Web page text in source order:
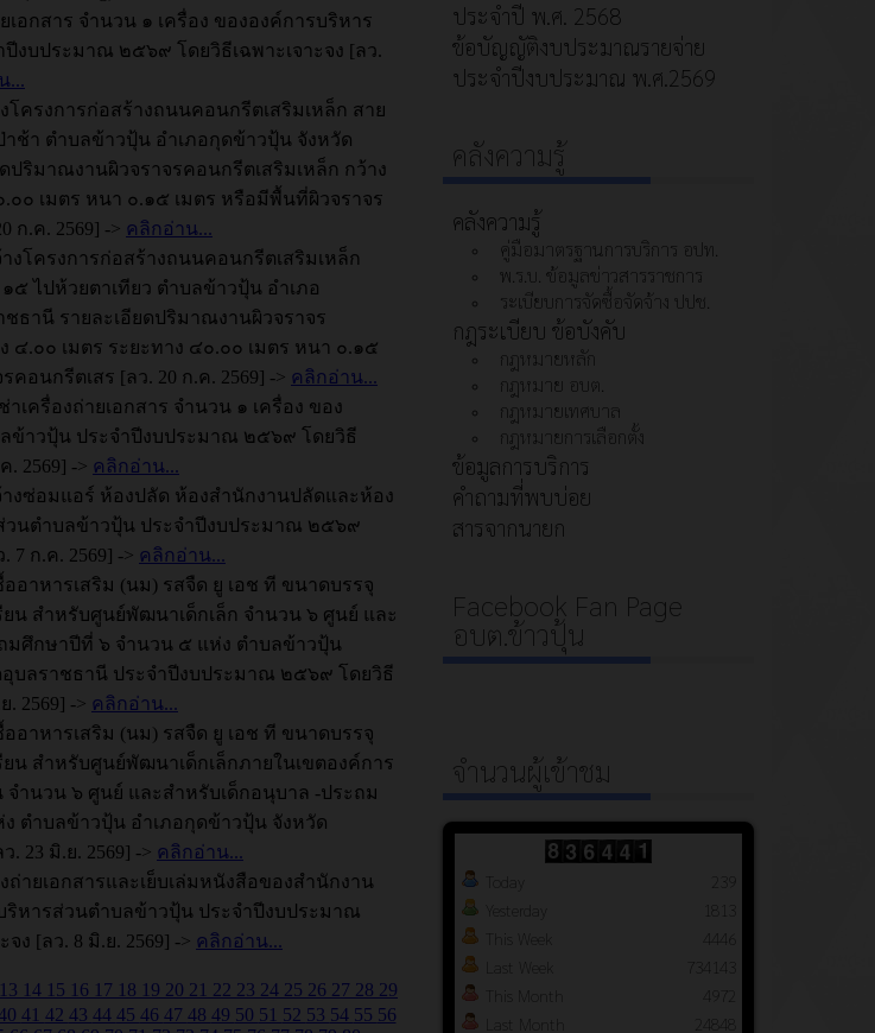
ประจำปี พ.ศ. 2568
ข้อบัญญัติงบประมาณรายจ่าย
ประจำปีงบประมาณ พ.ศ.2569
คลังความรู้
คลังความรู้
คู่มือมาตรฐานการบริการ อปท.
พ.ร.บ. ข้อมูลข่าวสารราชการ
ระเบียบการจัดซื้อจัดจ้าง ปปช.
กฎระเบียบ ข้อบังคับ
กฎหมายหลัก
กฎหมาย อบต.
กฎหมายเทศบาล
กฎหมายการเลือกตั้ง
ข้อมูลการบริการ
คำถามที่พบบ่อย
สารจากนายก
Facebook Fan Page
อบต.ข้าวปุ้น
จำนวนผู้เข้าชม
This Week
Last Week
This Month
239
1813
734143